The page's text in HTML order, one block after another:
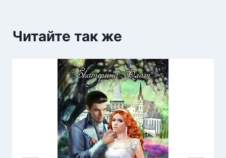
Читайте так же